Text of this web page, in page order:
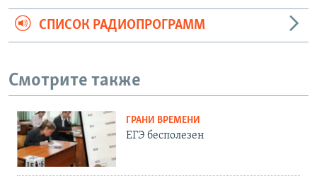
СПИСОК РАДИОПРОГРАММ
Смотрите также
ГРАНИ ВРЕМЕНИ
ЕГЭ бесполезен